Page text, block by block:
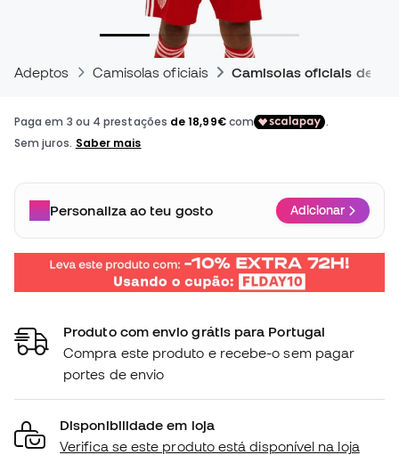
Adeptos Camisolas oficiais Camisolas oficiais de
Personaliza ao teu gosto Adicionar
Produto com envio grátis para Portugal
Compra este produto e recebe-o sem pagar
portes de envio
Disponibilidade em loja
Verifica se este produto está disponível na loja